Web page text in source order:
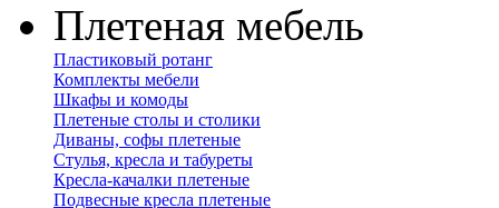
Плетеная мебель
Пластиковый ротанг
Комплекты мебели
Шкафы и комоды
Плетеные столы и столики
Диваны, софы плетеные
Стулья, кресла и табуреты
Кресла-качалки плетеные
Подвесные кресла плетеные